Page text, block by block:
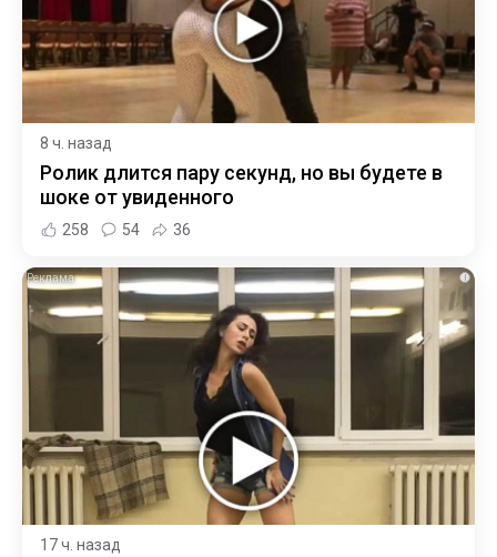
8 ч. назад
Ролик длится пару секунд, но вы будете в
шоке от увиденного
258 54 36
i
17 ч. назад